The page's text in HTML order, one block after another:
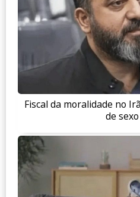
Fiscal da moralidade no
de